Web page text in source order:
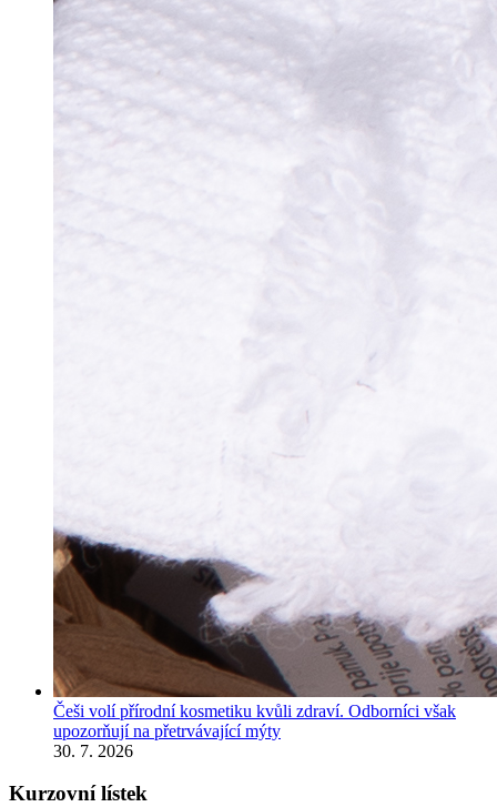
Češi volí přírodní kosmetiku kvůli zdraví. Odborníci však
upozorňují na přetrvávající mýty
30. 7. 2026
Kurzovní lístek